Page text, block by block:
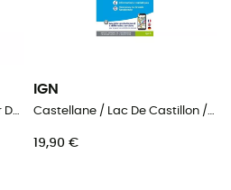
Calvi.Cirque De Bonifatu.Pnr De Corse - Carte topographique
IGN
Castellane / Lac De Castillon / Pnr Du Verdon - Carte topographique
19,90 €